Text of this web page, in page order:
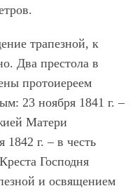
трапезной, к
Два престола в
протоиереем
23 ноября 1841 г. –
Матери
г. – в честь
Господня
и освящением